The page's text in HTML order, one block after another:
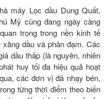
máy Lọc dầu Dung Quất,
Mỹ cũng đang ngày càng
trọng trong nền kinh tế
dầu và phân đạm. Các
dầu thấp (là nguyên, nhiên
huy tối đa hiệu quả hoạt
các đơn vị đã nhạy bén,
từng thời điểm theo biến